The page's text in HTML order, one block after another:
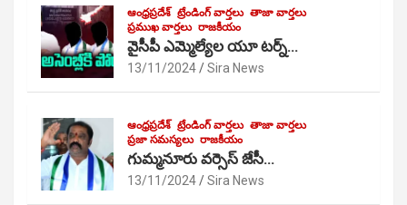
ఆంధ్రప్రదేశ్ ట్రేండింగ్ వార్తలు తాజా వార్తలు
ప్రముఖ వార్తలు రాజకీయం
వైసీపీ ఎమ్మెల్యేల యూ టర్న్…
13/11/2024 Sira News
ఆంధ్రప్రదేశ్ ట్రేండింగ్ వార్తలు తాజా వార్తలు
ప్రజా సమస్యలు రాజకీయం
గుమ్మనూరు వర్సెస్ జేసీ…
13/11/2024 Sira News